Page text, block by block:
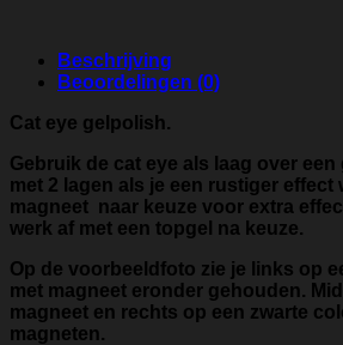
Beschrijving
Beoordelingen (0)
Cat eye gelpolish.
Gebruik de cat eye als laag over
met 2 lagen als je een rustiger effect
magneet naar keuze voor extra
werk af met een topgel na keuze.
Op de voorbeeldfoto zie je links op
met magneet eronder gehouden.
magneet en rechts op een zwarte
magneten.